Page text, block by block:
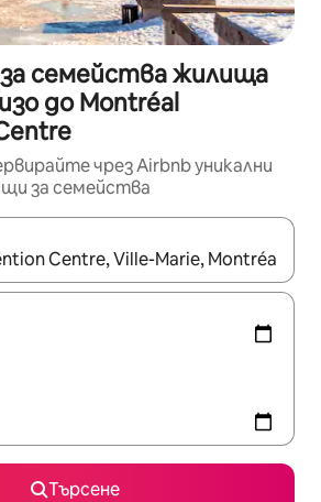
семейства жилища
до Montréal
чрез Airbnb уникални
за семейства
се покажат, използвайте
Търсене